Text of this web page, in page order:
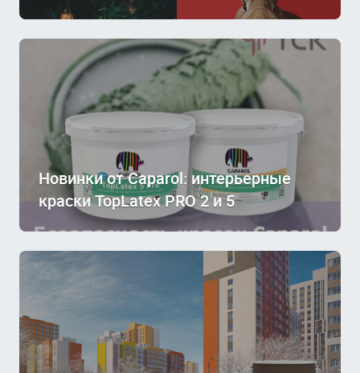
Новинки от Caparol: интерьерные
краски TopLatex PRO 2 и 5